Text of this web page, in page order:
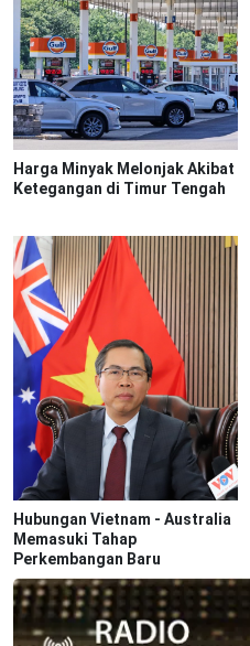
Harga Minyak Melonjak Akibat
Ketegangan di Timur Tengah
Hubungan Vietnam - Australia
Memasuki Tahap
Perkembangan Baru